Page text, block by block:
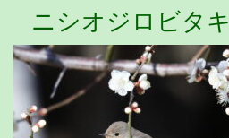
ニシオジロビタキ